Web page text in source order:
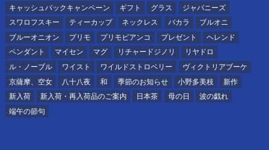
キャッシュバックキャンペーン
ギフト グラス
ジャパニーズ
スワロフスキー
ティーカップ ネックレス バカラ
ブルオニ
ブルーオニオン
プリモ プリモビアンコ プレゼント
ヘレンド
ペンダント
マイセン マグ リチャードジノリ
リヤドロ
ル・ノーブル
ワイスト ワイルドストロベリー
ヴィクトリアブーケ
京薩摩、空女
八十八夜 和 季節のお知らせ 小野多美枝
新作
新入荷
新入荷・再入荷品のご案内 日本茶 母の日
波の戯れ
端午の節句